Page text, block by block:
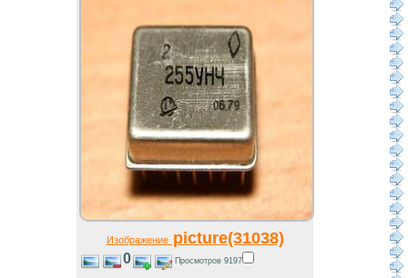
Изображениеpicture(31038)
0 Просмотров 9197